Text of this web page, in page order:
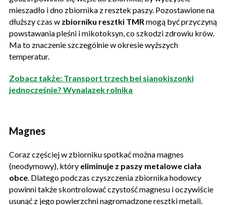
mieszadło i dno zbiornika z resztek paszy. Pozostawione na
dłuższy czas w zbiorniku resztki TMR mogą być przyczyną
powstawania pleśni i mikotoksyn, co szkodzi zdrowiu krów.
Ma to znaczenie szczególnie w okresie wyższych
temperatur.
Zobacz także: Transport trzech bel sianokiszonki
jednocześnie? Wynalazek rolnika
Magnes
Coraz częściej w zbiorniku spotkać można magnes
(neodymowy), który eliminuje z paszy metalowe ciała
obce . Dlatego podczas czyszczenia zbiornika hodowcy
powinni także skontrolować czystość magnesu i oczywiście
usunąć z jego powierzchni nagromadzone resztki metali.